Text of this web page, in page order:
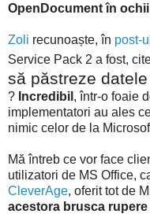
OpenDocument în
Zoli recunoaște, în post-
Service Pack 2 a fost,
să păstreze datele
? Incredibil , într-o foaie
implementatori au ales
nimic celor de la
Mă întreb ce vor face
utilizatori de MS Office,
CleverAge, oferit tot de
acestora brusca